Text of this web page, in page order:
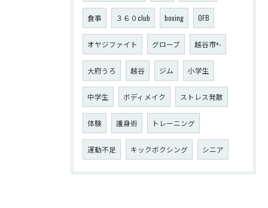
食事 ３６０club boxing OFB
オヤジファイト グローブ 越谷市+-
大府うろ 越谷 ジム 小学生
中学生 ボディメイク ストレス発散
体験 護身術 トレーニング
運動不足 キックボクシング シニア